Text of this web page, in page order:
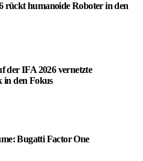
rückt humanoide Roboter in den
der IFA 2026 vernetzte
in den Fokus
Bugatti Factor One